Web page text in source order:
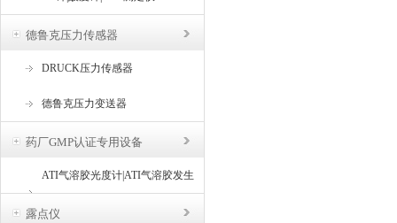
德鲁克压力传感器
DRUCK压力传感器
德鲁克压力变送器
药厂GMP认证专用设备
ATI气溶胶光度计|ATI气溶胶发生
器
露点仪